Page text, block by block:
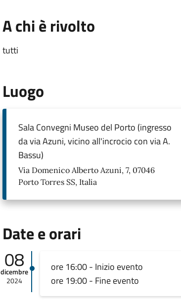
A chi è rivolto
tutti
Luogo
Sala Convegni Museo del Porto (ingresso
da via Azuni, vicino all'incrocio con via A.
Bassu)
Via Domenico Alberto Azuni, 7, 07046
Porto Torres SS, Italia
Date e orari
08
dicembre
2024
ore 16:00 - Inizio evento
ore 19:00 - Fine evento